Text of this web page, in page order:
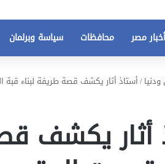
أخبار مصر محافظات سياسة وبرلمان
/أستاذ أثار يكشف قصة طريفة لبناء
أثار يكشف
عاجل
أزمة
مخالفات
عاجل تطورات جديدة في